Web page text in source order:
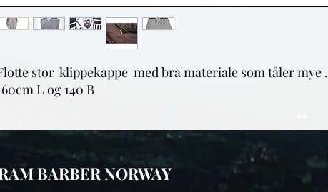
stor  klippekappe  med bra materiale som tåler mye .
L og 140 B
BARBER NORWAY